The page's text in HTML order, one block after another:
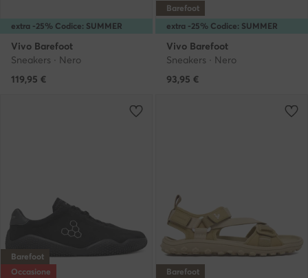
extra -25% Codice: SUMMER
Vivo Barefoot
Sneakers · Nero
119,95 €
extra -25% Codice: SUMMER
Barefoot
Vivo Barefoot
Sneakers · Nero
93,95 €
Barefoot
Occasione
Barefoot